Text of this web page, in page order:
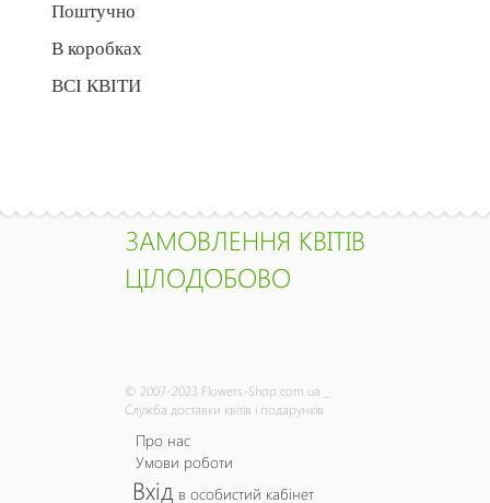
Поштучно
В коробках
ВСІ КВІТИ
ЗАМОВЛЕННЯ КВІТІВ
ЦІЛОДОБОВО
© 2007-2023 Flowers-Shop.com.ua _
Служба доставки квітів і подарунків
Про нас
Умови роботи
Вхід в особистий кабінет